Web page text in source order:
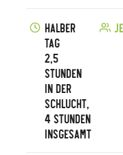
Halber
Tag
2,5
Stunden
in der
Schlucht,
4 Stunden
insgesamt